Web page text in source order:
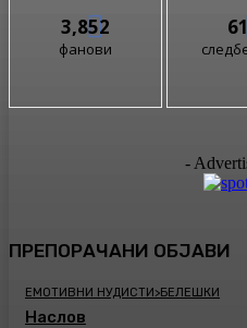
3,852
фанови
-
ПРЕПОРАЧАНИ ОБЈАВИ
ЕМОТИВНИ НУДИСТИ>БЕЛЕШКИ
Наслов